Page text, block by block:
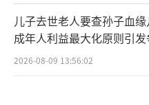
儿子去世老人要查孙子血
成年人利益最大化原则引发
2026-08-09 13:56:02